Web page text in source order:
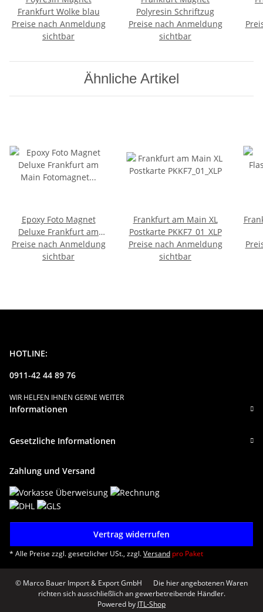
Frankfurt Wolke blau
Preise nach Anmeldung
sichtbar
Polyresin Schriftzug
Preise nach Anmeldung
sichtbar
Ähnliche Artikel
Epoxy Foto Magnet
Deluxe Frankfurt am
Main Fotomagnet
Skyline Fluss Nachts
Preise nach Anmeldung
sichtbar
Frankfurt am Main XL
Postkarte PKKF7_01_XLP
Preise nach Anmeldung
sichtbar
HOTLINE:
0911-42 44 89 76
WIR HELFEN IHNEN GERNE WEITER
Informationen
Gesetzliche Informationen
Zahlung und Versand
Vertrag widerrufen
* Alle Preise zzgl. gesetzlicher USt., zzgl.Versand pro Paket
© Marco Bauer Import & Export GmbH
Die hier angebotenen Waren
richten sich ausschließlich an gewerbetreibende Händler.
Powered by JTL-Shop